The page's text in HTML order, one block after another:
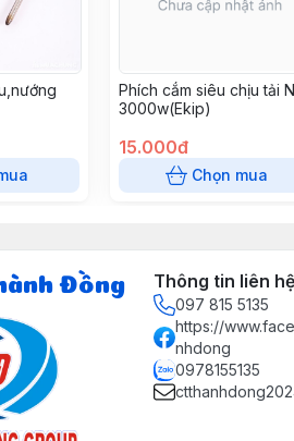
Phích cắm siêu chịu tải
3000w(Ekip)
15.000đ
Chọn mua
Đồng Thông tin liên hệ
097 815 5135
https://
nhdong
0978155135